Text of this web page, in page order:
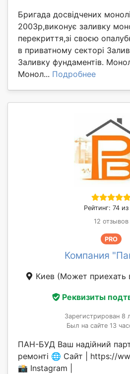
Бригада досвідчених
2003р,виконує заливку
перекриття,зі своєю
в приватному секторі
Заливку фундаментів.
Монол... Подробнее
Рейтинг: 74
12 отзывов
PRO
Компания
Киев (Может приехать
Реквизиты
Зарегистрирован 8
Был на сайте 13
ПАН-БУД Ваш надійний
ремонті 🌐 Сайт | https://
📸 Instagram |